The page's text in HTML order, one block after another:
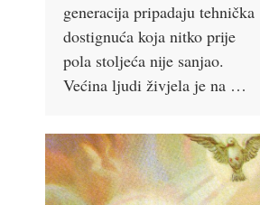
generacija pripadaju tehnička
dostignuća koja nitko prije
pola stoljeća nije sanjao.
Većina ljudi živjela je na …